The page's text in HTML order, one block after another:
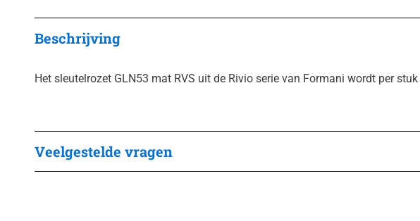
Beschrijving
Het sleutelrozet GLN53 mat RVS uit de Rivio serie van Formani wordt per stuk
Veelgestelde vragen